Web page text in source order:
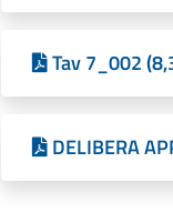
Tav 7_002
DELIBERA